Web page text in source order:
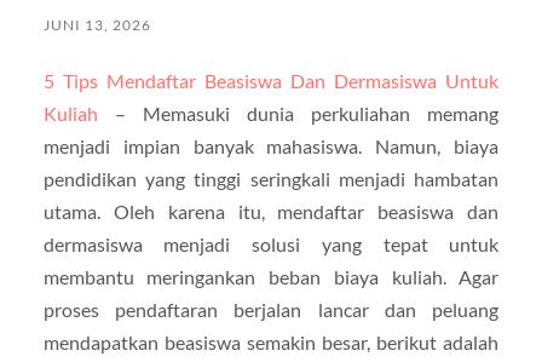
JUNI 13, 2026
5 Tips Mendaftar Beasiswa Dan Dermasiswa Untuk
Kuliah – Memasuki dunia perkuliahan memang
menjadi impian banyak mahasiswa. Namun, biaya
pendidikan yang tinggi seringkali menjadi hambatan
utama. Oleh karena itu, mendaftar beasiswa dan
dermasiswa menjadi solusi yang tepat untuk
membantu meringankan beban biaya kuliah. Agar
proses pendaftaran berjalan lancar dan peluang
mendapatkan beasiswa semakin besar, berikut adalah